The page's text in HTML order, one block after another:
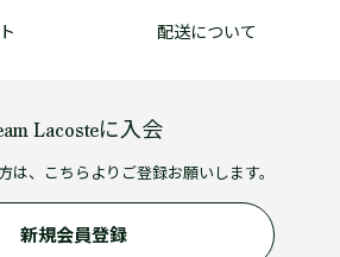
配送について
Lacosteに入会
は、こちらよりご登録お願いします。
新規会員登録